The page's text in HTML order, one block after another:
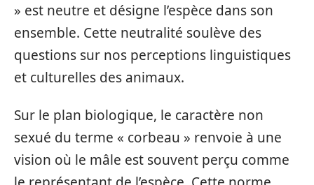
» est neutre et désigne l’espèce dans son
ensemble. Cette neutralité soulève des
questions sur nos perceptions linguistiques
et culturelles des animaux.
Sur le plan biologique, le caractère non
sexué du terme « corbeau » renvoie à une
vision où le mâle est souvent perçu comme